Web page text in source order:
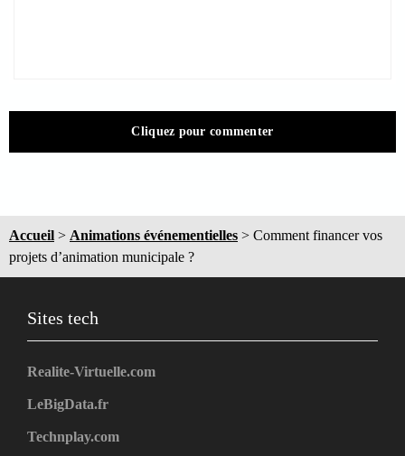
Cliquez pour commenter
Accueil > Animations événementielles > Comment financer vos
projets d’animation municipale ?
Sites tech
Realite-Virtuelle.com
LeBigData.fr
Technplay.com